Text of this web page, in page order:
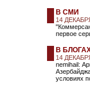
В СМИ
14
первое
В
14
nemihail:
условиях